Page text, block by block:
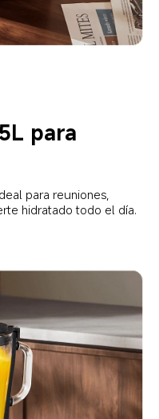
para
para reuniones,
hidratado todo el día.